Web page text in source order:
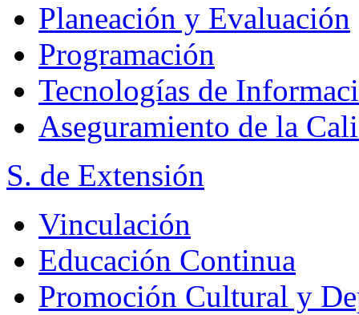
Planeación y Evaluación
Programación
Tecnologías de
Aseguramiento de la
S. de Extensión
Vinculación
Educación Continua
Promoción Cultural y